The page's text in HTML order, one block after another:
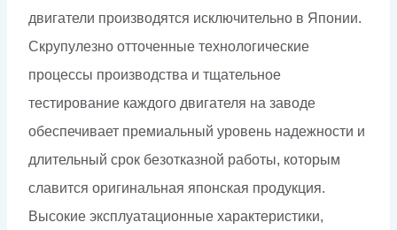
двигатели производятся исключительно в Японии.
Скрупулезно отточенные технологические
процессы производства и тщательное
тестирование каждого двигателя на заводе
обеспечивает премиальный уровень надежности и
длительный срок безотказной работы, которым
славится оригинальная японская продукция.
Высокие эксплуатационные характеристики,